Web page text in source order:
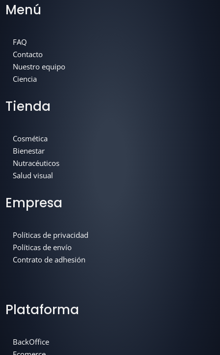
Menú
FAQ
Contacto
Nuestro equipo
Ciencia
Tienda
Cosmética
Bienestar
Nutracéuticos
Salud visual
Empresa
Políticas de privacidad
Políticas de envío
Contrato de adhesión
Plataforma
BackOffice